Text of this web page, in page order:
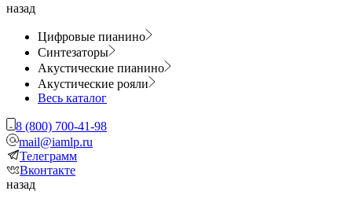
назад
Цифровые пианино
Синтезаторы
Акустические пианино
Акустические рояли
Весь каталог
8 (800) 700-41-98
mail@iamlp.ru
Телеграмм
Вконтакте
назад